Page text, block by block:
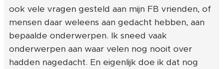
ook vele vragen gesteld aan mijn FB vrienden, of
mensen daar weleens aan gedacht hebben, aan
bepaalde onderwerpen. Ik sneed vaak
onderwerpen aan waar velen nog nooit over
hadden nagedacht. En eigenlijk doe ik dat nog